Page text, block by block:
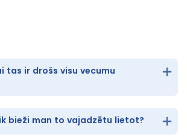
tas ir drošs visu vecumu
bieži man to vajadzētu lietot?